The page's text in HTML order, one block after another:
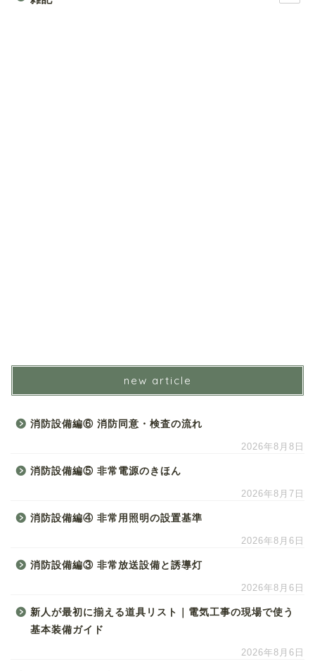
new article
消防設備編⑥ 消防同意・検査の流れ
2026年8月8日
消防設備編⑤ 非常電源のきほん
2026年8月7日
消防設備編④ 非常用照明の設置基準
2026年8月6日
消防設備編③ 非常放送設備と誘導灯
2026年8月6日
新人が最初に揃える道具リスト｜電気工事の現場で使う
基本装備ガイド
2026年8月6日